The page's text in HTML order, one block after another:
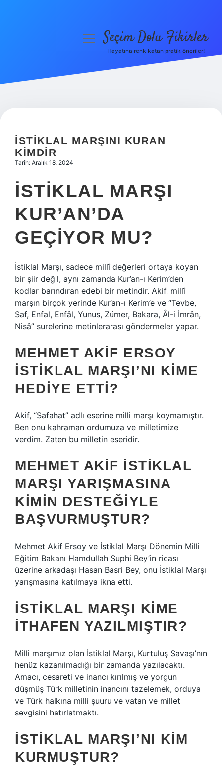
Hakkımızda
menüyüSeçim Dolu Fikirler
Hayatına renk katan pratik öneriler!
İSTIKLAL MARŞINI KURAN
KIMDIR
Tarih: Aralık 18, 2024
İSTIKLAL MARŞI
KUR’AN’DA
GEÇIYOR MU?
İstiklal Marşı, sadece millî değerleri ortaya koyan
bir şiir değil, aynı zamanda Kur’an-ı Kerim’den
kodlar barındıran edebi bir metindir. Akif, millî
marşın birçok yerinde Kur’an-ı Kerim’e ve “Tevbe,
Saf, Enfal, Enfâl, Yunus, Zümer, Bakara, Âl-i İmrân,
Nisâ” surelerine metinlerarası göndermeler yapar.
MEHMET AKIF ERSOY
İSTIKLAL MARŞI’NI KIME
HEDIYE ETTI?
Akif, “Safahat” adlı eserine milli marşı koymamıştır.
Ben onu kahraman ordumuza ve milletimize
verdim. Zaten bu milletin eseridir.
MEHMET AKIF İSTIKLAL
MARŞI YARIŞMASINA
KIMIN DESTEĞIYLE
BAŞVURMUŞTUR?
Mehmet Akif Ersoy ve İstiklal Marşı Dönemin Milli
Eğitim Bakanı Hamdullah Suphi Bey’in ricası
üzerine arkadaşı Hasan Basri Bey, onu İstiklal Marşı
yarışmasına katılmaya ikna etti.
İSTIKLAL MARŞI KIME
ITHAFEN YAZILMIŞTIR?
Milli marşımız olan İstiklal Marşı, Kurtuluş Savaşı’nın
henüz kazanılmadığı bir zamanda yazılacaktı.
Amacı, cesareti ve inancı kırılmış ve yorgun
düşmüş Türk milletinin inancını tazelemek, orduya
ve Türk halkına milli şuuru ve vatan ve millet
sevgisini hatırlatmaktı.
İSTIKLAL MARŞI’NI KIM
KURMUŞTUR?